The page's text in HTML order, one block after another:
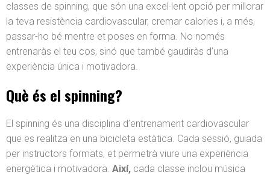
classes de spinning, que són una excel·lent opció per millorar
la teva resistència cardiovascular, cremar calories i, a més,
passar-ho bé mentre et poses en forma. No només
entrenaràs el teu cos, sinó que també gaudiràs d’una
experiència única i motivadora.
Què és el spinning?
El spinning és una disciplina d’entrenament cardiovascular
que es realitza en una bicicleta estàtica. Cada sessió, guiada
per instructors formats, et permetrà viure una experiència
energètica i motivadora. Així, cada classe inclou música